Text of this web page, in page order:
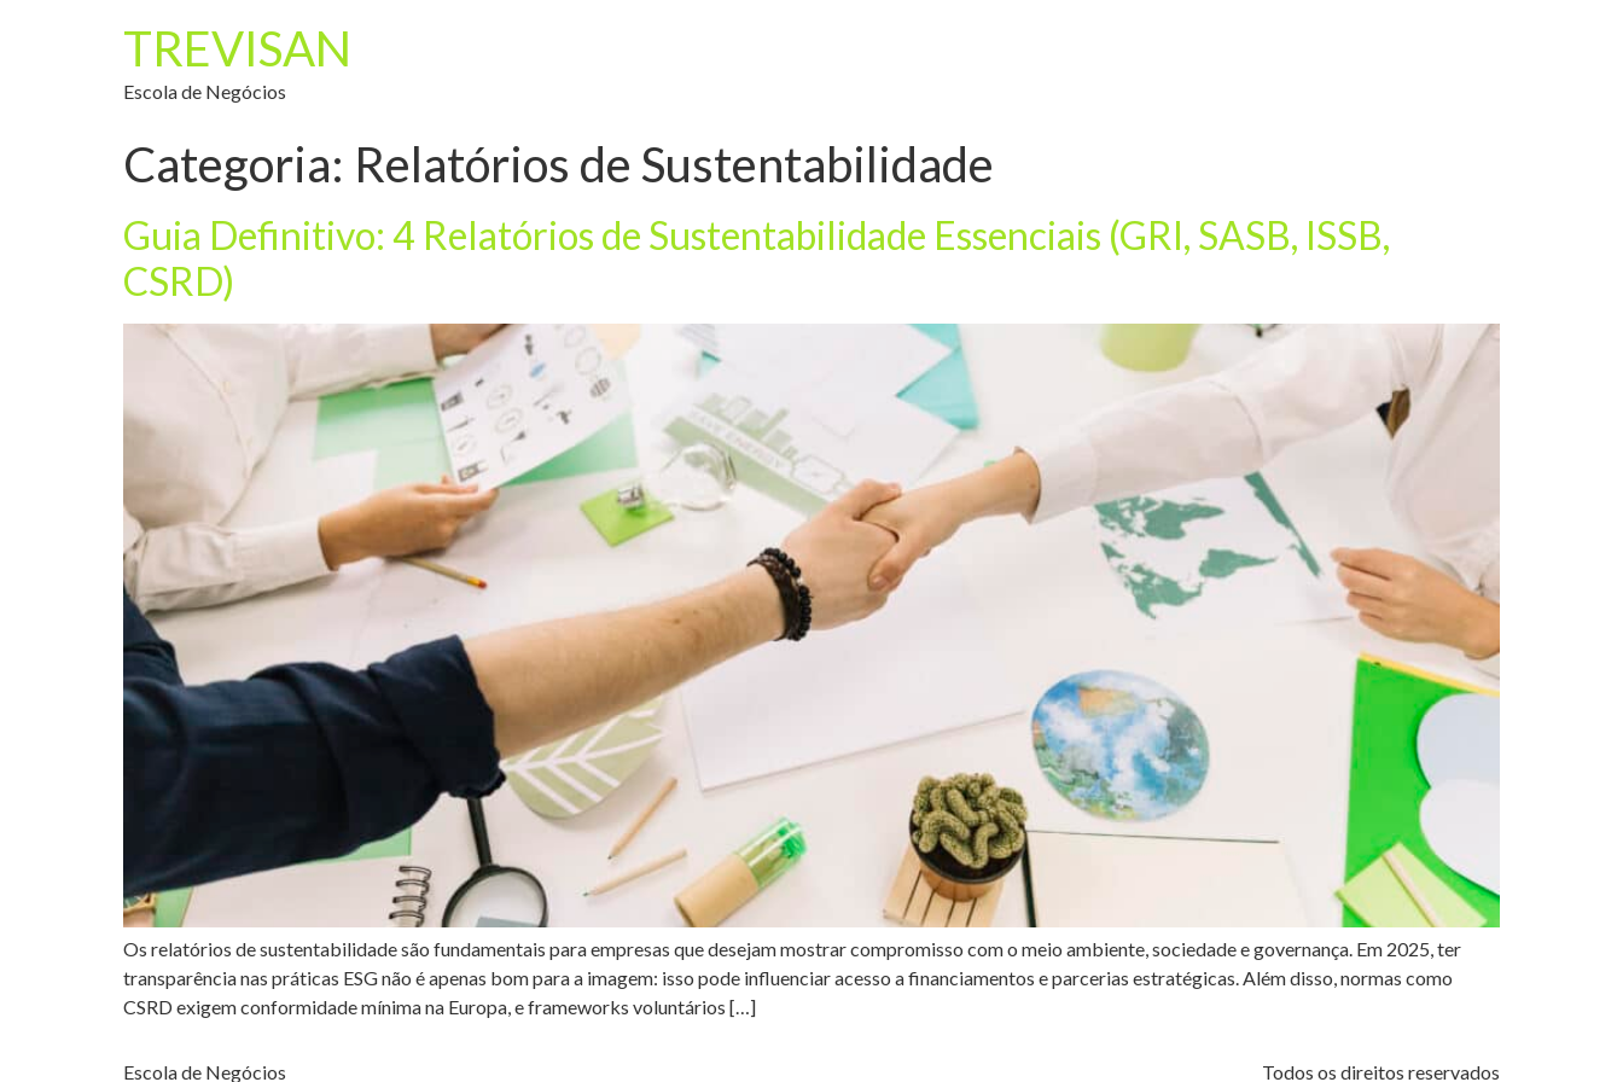
TREVISAN
Escola de Negócios
Categoria: Relatórios de Sustentabilidade
Guia Definitivo: 4 Relatórios de Sustentabilidade Essenciais (GRI, SASB, ISSB,
CSRD)
Os relatórios de sustentabilidade são fundamentais para empresas que desejam mostrar compromisso com o meio ambiente, sociedade e governança. Em 2025, ter
transparência nas práticas ESG não é apenas bom para a imagem: isso pode influenciar acesso a financiamentos e parcerias estratégicas. Além disso, normas como
CSRD exigem conformidade mínima na Europa, e frameworks voluntários […]
Escola de Negócios Todos os direitos reservados